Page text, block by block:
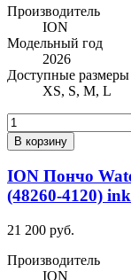
Производитель
ION
Модельный год
2026
Доступные размеры
XS, S, M, L
В корзину
ION Пончо
(48260-4120)
21 200 руб.
Производитель
ION